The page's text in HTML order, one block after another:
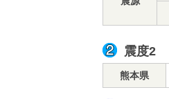
震度2
熊本県